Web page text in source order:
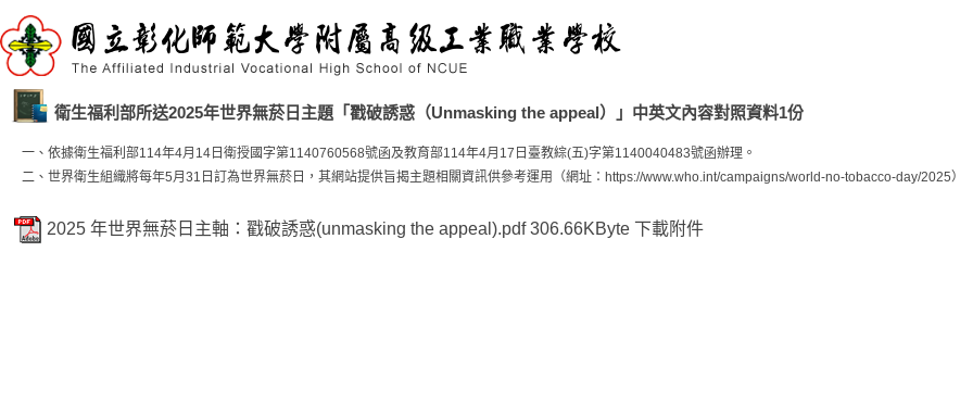
衛生福利部所送2025年世界無菸日主題「戳破誘惑（Unmasking the appeal）」中英文內容對照資料1份
一、依據衛生福利部114年4月14日衛授國字第1140760568號函及教育部114年4月17日臺教綜(五)字第1140040483號函辦理。
二、世界衛生組織將每年5月31日訂為世界無菸日，其網站提供旨揭主題相關資訊供參考運用（網址：https://www.who.int/campaigns/world-no-tobacco-day/2025）
2025 年世界無菸日主軸：戳破誘惑(unmasking the appeal).pdf 306.66KByte 下載附件